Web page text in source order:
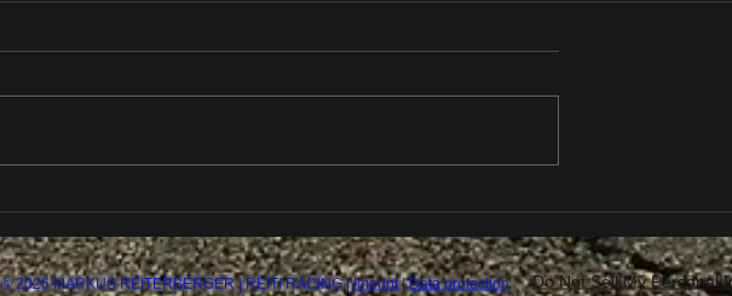
31.07.-02.08.2026
Hours.
© 2026 MARKUS REITERBERGER | REITI RACING |Imprint|Data protection Do Not Sell My Personal